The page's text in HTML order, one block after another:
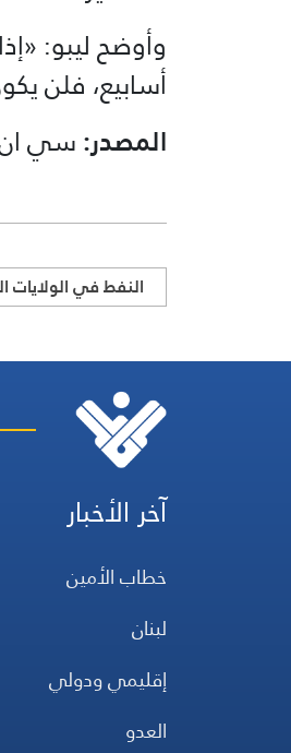
وأوضح ليبو:
أسابيع، فلن
المصدر:سي
النفط في الولايات
آخر الأخبار
خطاب الأمين
لبنان
إقليمي ودولي
العدو